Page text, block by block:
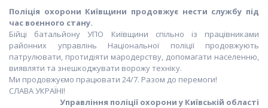
Поліція охорони Київщини продовжує нести службу під
час воєнного стану.
Бійці батальйону УПО Київщини спільно із працівниками
районних управлінь Національної поліції продовжують
патрулювати, протидіяти мародерству, допомагати населенню,
виявляти та знешкоджувати ворожу техніку.
Ми продовжуємо працювати 24/7. Разом до перемоги!
СЛАВА УКРАЇНІ!
Управління поліції охорони у Київській області